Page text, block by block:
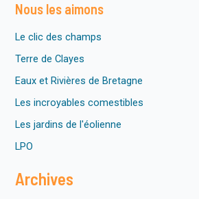
Nous les aimons
Le clic des champs
Terre de Clayes
Eaux et Rivières de Bretagne
Les incroyables comestibles
Les jardins de l'éolienne
LPO
Archives